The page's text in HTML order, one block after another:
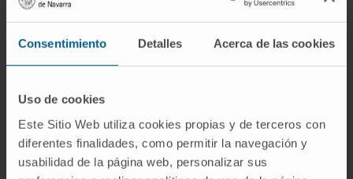
Consentimiento Detalles Acerca de las cookies
Uso de cookies
Este Sitio Web utiliza cookies propias y de terceros con
diferentes finalidades, como permitir la navegación y
usabilidad de la página web, personalizar sus
Cáncer
46 publicaciones indexadas citadas más de
11.000 veces.
Publicaciones en Nature, Cell, Molecular Cell,
Cancer Cell , Nature Communications,
Genome Biology, JCB, Cell Reports, PNAS,
Genes and Dev, NAR, J Biol Chem…